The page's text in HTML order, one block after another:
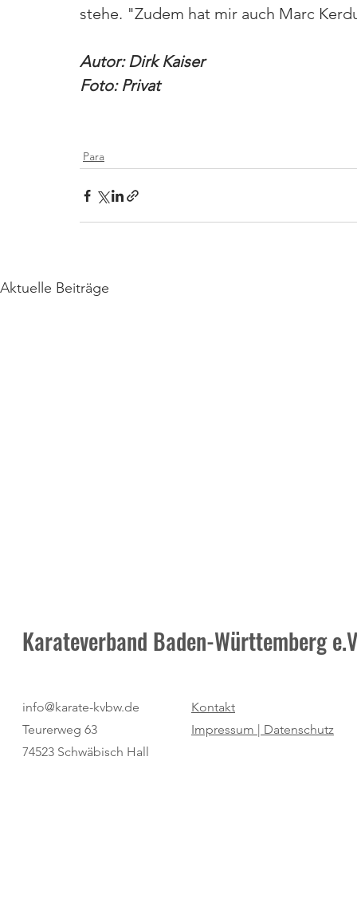
stehe. "Zudem hat mir auch Marc
Autor: Dirk Kaiser
Foto: Privat
Para
Aktuelle Beiträge
Para-Karate-Treffen ein weiterer
Programm-Punkt in Langenau
Sieger Marvin
Karateverband Baden-Württemberg
info@karate-kvbw.de
Teurerweg 63
74523 Schwäbisch Hall
Kontakt
Impressum | Datenschutz